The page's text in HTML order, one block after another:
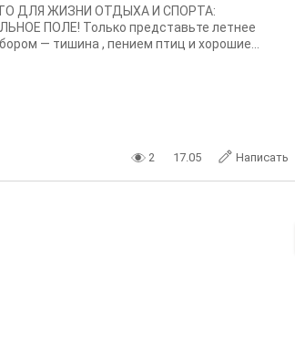
ДЛЯ ЖИЗНИ ОТДЫХА И СПОРТА:
ПОЛЕ! Только представьте летнее
— тишина , пением птиц и хорошие...
2 17.05 Написать